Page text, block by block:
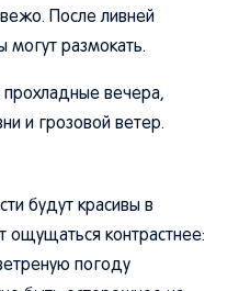
После ливней
размокать.
прохладные вечера,
и грозовой ветер.
будут красивы в
ощущаться контрастнее:
погоду